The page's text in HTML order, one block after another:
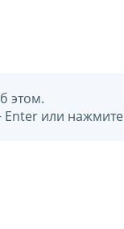
этом.
Enter или нажмите